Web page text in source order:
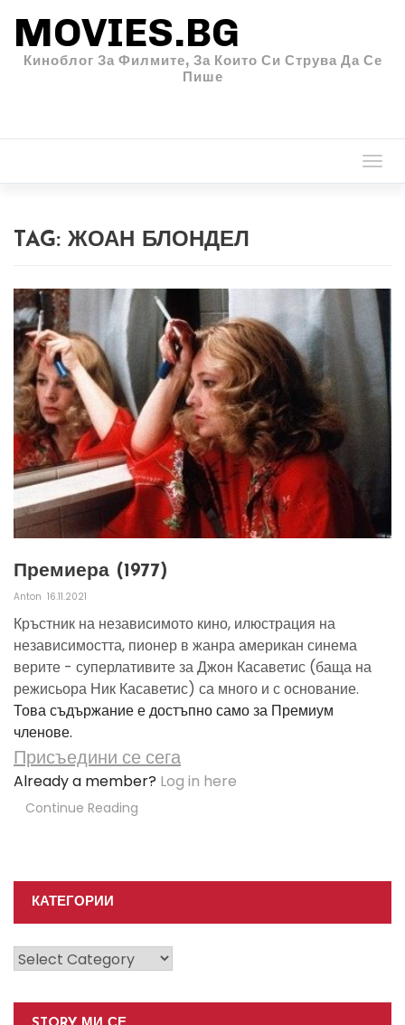
MOVIES.BG
Киноблог За Филмите, За Които Си Струва Да Се
Пише
TAG: ЖОАН БЛОНДЕЛ
Премиера (1977)
Anton 16.11.2021
Кръстник на независимото кино, илюстрация на
независимостта, пионер в жанра американ синема
верите - суперлативите за Джон Касаветис (баща на
режисьора Ник Касаветис) са много и с основание.
Това съдържание е достъпно само за Премиум
членове.
Присъедини се сега
Already a member? Log in here
Continue Reading
КАТЕГОРИИ
Категории